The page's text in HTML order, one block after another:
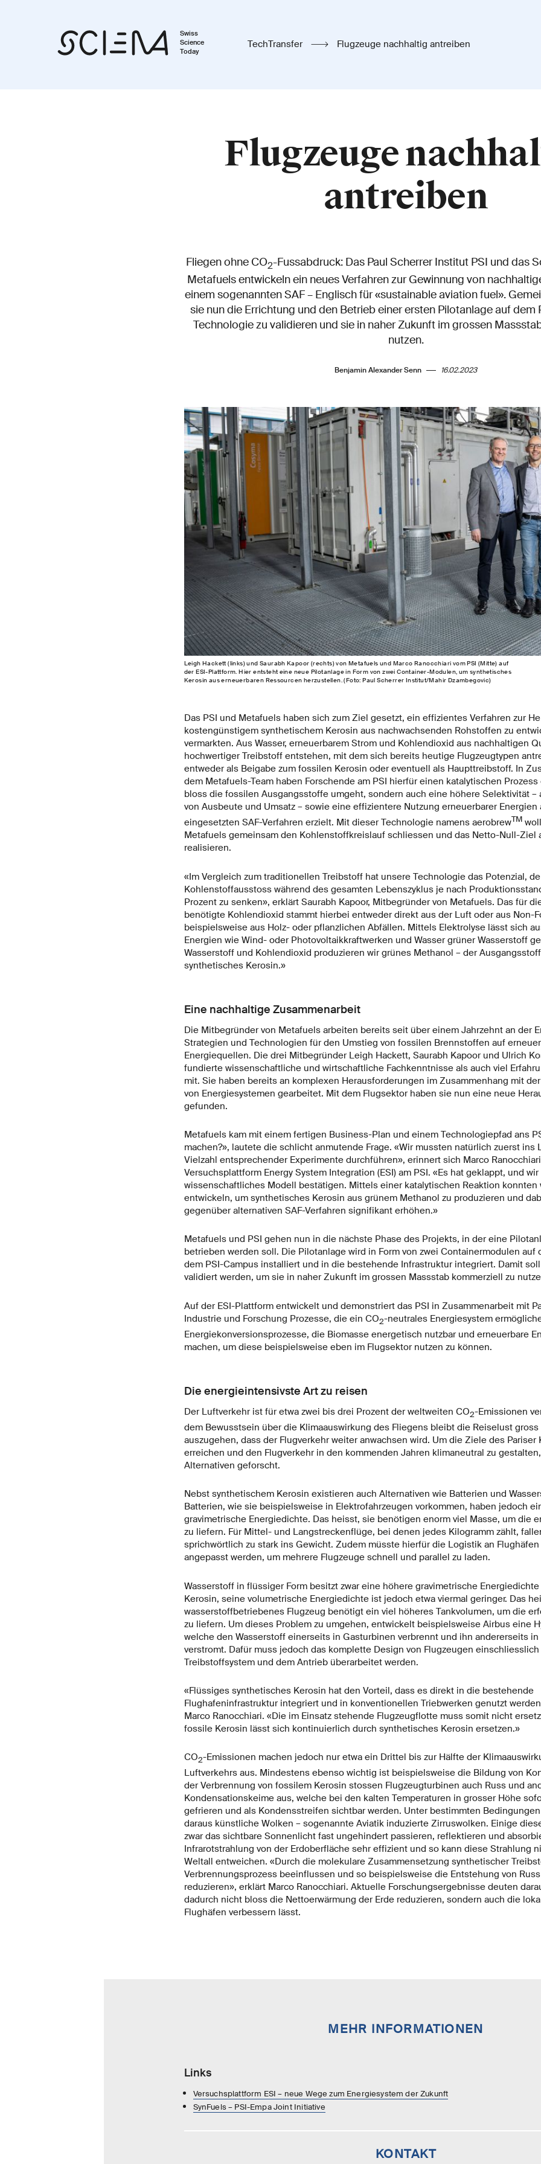
Swiss
Science
Today
TechTransfer Flugzeuge nachhaltig antreiben
Flugzeuge
antreiben
Fliegen ohne CO2-Fussabdruck: Das Paul Scherrer Institut PSI und das
Metafuels entwickeln ein neues Verfahren zur Gewinnung von
einem sogenannten SAF – Englisch für «sustainable aviation fuel».
sie nun die Errichtung und den Betrieb einer ersten Pilotanlage auf dem
Technologie zu validieren und sie in naher Zukunft im grossen
nutzen.
Benjamin Alexander Senn 16.02.2023
Leigh Hackett (links) und Saurabh Kapoor (rechts) von Metafuels und Marco Ranocchiari vom PSI (Mitte) auf
der ESI-Plattform. Hier entsteht eine neue Pilotanlage in Form von zwei Container-Modulen, um synthetisches
Kerosin aus erneuerbaren Ressourcen herzustellen. (Foto: Paul Scherrer Institut/Mahir Dzambegovic)
Das PSI und Metafuels haben sich zum Ziel gesetzt, ein effizientes Verfahren zur
kostengünstigem synthetischem Kerosin aus nachwachsenden Rohstoffen zu
vermarkten. Aus Wasser, erneuerbarem Strom und Kohlendioxid aus nachhaltigen
hochwertiger Treibstoff entstehen, mit dem sich bereits heutige Flugzeugtypen
entweder als Beigabe zum fossilen Kerosin oder eventuell als Haupttreibstoff. In
dem Metafuels-Team haben Forschende am PSI hierfür einen katalytischen
bloss die fossilen Ausgangsstoffe umgeht, sondern auch eine höhere Selektivität –
von Ausbeute und Umsatz – sowie eine effizientere Nutzung erneuerbarer
eingesetzten SAF-Verfahren erzielt. Mit dieser Technologie namens aerobrewTM
Metafuels gemeinsam den Kohlenstoffkreislauf schliessen und das Netto-Null-Ziel
realisieren.
«Im Vergleich zum traditionellen Treibstoff hat unsere Technologie das Potenzial,
Kohlenstoffausstoss während des gesamten Lebenszyklus je nach
Prozent zu senken», erklärt Saurabh Kapoor, Mitbegründer von Metafuels. Das für
benötigte Kohlendioxid stammt hierbei entweder direkt aus der Luft oder aus Non-
beispielsweise aus Holz- oder pflanzlichen Abfällen. Mittels Elektrolyse lässt sich
Energien wie Wind- oder Photovoltaikkraftwerken und Wasser grüner Wasserstoff
Wasserstoff und Kohlendioxid produzieren wir grünes Methanol – der
synthetisches Kerosin.»
Eine nachhaltige Zusammenarbeit
Die Mitbegründer von Metafuels arbeiten bereits seit über einem Jahrzehnt an der
Strategien und Technologien für den Umstieg von fossilen Brennstoffen auf
Energiequellen. Die drei Mitbegründer Leigh Hackett, Saurabh Kapoor und Ulrich
fundierte wissenschaftliche und wirtschaftliche Fachkenntnisse als auch viel
mit. Sie haben bereits an komplexen Herausforderungen im Zusammenhang mit
von Energiesystemen gearbeitet. Mit dem Flugsektor haben sie nun eine neue
gefunden.
Metafuels kam mit einem fertigen Business-Plan und einem Technologiepfad ans
machen?», lautete die schlicht anmutende Frage. «Wir mussten natürlich zuerst ins
Vielzahl entsprechender Experimente durchführen», erinnert sich Marco
Versuchsplattform Energy System Integration (ESI) am PSI. «Es hat geklappt, und
wissenschaftliches Modell bestätigen. Mittels einer katalytischen Reaktion konnten
entwickeln, um synthetisches Kerosin aus grünem Methanol zu produzieren und
gegenüber alternativen SAF-Verfahren signifikant erhöhen.»
Metafuels und PSI gehen nun in die nächste Phase des Projekts, in der eine
betrieben werden soll. Die Pilotanlage wird in Form von zwei Containermodulen auf
dem PSI-Campus installiert und in die bestehende Infrastruktur integriert. Damit
validiert werden, um sie in naher Zukunft im grossen Massstab kommerziell zu
Auf der ESI-Plattform entwickelt und demonstriert das PSI in Zusammenarbeit mit
Industrie und Forschung Prozesse, die ein CO2-neutrales Energiesystem
Energiekonversionsprozesse, die Biomasse energetisch nutzbar und erneuerbare
machen, um diese beispielsweise eben im Flugsektor nutzen zu können.
Die energieintensivste Art zu reisen
Der Luftverkehr ist für etwa zwei bis drei Prozent der weltweiten CO2-Emissionen
dem Bewusstsein über die Klimaauswirkung des Fliegens bleibt die Reiselust
auszugehen, dass der Flugverkehr weiter anwachsen wird. Um die Ziele des Pariser
erreichen und den Flugverkehr in den kommenden Jahren klimaneutral zu
Alternativen geforscht.
Nebst synthetischem Kerosin existieren auch Alternativen wie Batterien und
Batterien, wie sie beispielsweise in Elektrofahrzeugen vorkommen, haben jedoch
gravimetrische Energiedichte. Das heisst, sie benötigen enorm viel Masse, um die
zu liefern. Für Mittel- und Langstreckenflüge, bei denen jedes Kilogramm zählt,
sprichwörtlich zu stark ins Gewicht. Zudem müsste hierfür die Logistik an
angepasst werden, um mehrere Flugzeuge schnell und parallel zu laden.
Wasserstoff in flüssiger Form besitzt zwar eine höhere gravimetrische
Kerosin, seine volumetrische Energiedichte ist jedoch etwa viermal geringer. Das
wasserstoffbetriebenes Flugzeug benötigt ein viel höheres Tankvolumen, um die
zu liefern. Um dieses Problem zu umgehen, entwickelt beispielsweise Airbus eine
welche den Wasserstoff einerseits in Gasturbinen verbrennt und ihn andererseits
verstromt. Dafür muss jedoch das komplette Design von Flugzeugen
Treibstoffsystem und dem Antrieb überarbeitet werden.
«Flüssiges synthetisches Kerosin hat den Vorteil, dass es direkt in die bestehende
Flughafeninfrastruktur integriert und in konventionellen Triebwerken genutzt
Marco Ranocchiari. «Die im Einsatz stehende Flugzeugflotte muss somit nicht
fossile Kerosin lässt sich kontinuierlich durch synthetisches Kerosin ersetzen.»
CO2-Emissionen machen jedoch nur etwa ein Drittel bis zur Hälfte der
Luftverkehrs aus. Mindestens ebenso wichtig ist beispielsweise die Bildung von
der Verbrennung von fossilem Kerosin stossen Flugzeugturbinen auch Russ und
Kondensationskeime aus, welche bei den kalten Temperaturen in grosser Höhe
gefrieren und als Kondensstreifen sichtbar werden. Unter bestimmten
daraus künstliche Wolken – sogenannte Aviatik induzierte Zirruswolken. Einige
zwar das sichtbare Sonnenlicht fast ungehindert passieren, reflektieren und
Infrarotstrahlung von der Erdoberfläche sehr effizient und so kann diese Strahlung
Weltall entweichen. «Durch die molekulare Zusammensetzung synthetischer
Verbrennungsprozess beeinflussen und so beispielsweise die Entstehung von
reduzieren», erklärt Marco Ranocchiari. Aktuelle Forschungsergebnisse deuten
dadurch nicht bloss die Nettoerwärmung der Erde reduzieren, sondern auch die
Flughäfen verbessern lässt.
MEHR INFORMATIONEN
Links
Versuchsplattform ESI – neue Wege zum Energiesystem der Zukunft
SynFuels – PSI-Empa Joint Initiative
KONTAKT